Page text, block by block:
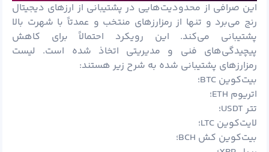
این صرافی از محدودیت‌هایی در پشتیبانی از ارزهای دیجیتال
رنج می‌برد و تنها از رمزارزهای منتخب و عمدتاً با شهرت بالا
پشتیبانی می‌کند. این رویکرد احتمالاً برای کاهش
پیچیدگی‌های فنی و مدیریتی اتخاذ شده است. لیست
رمزارزهای پشتیبانی شده به شرح زیر هستند:
بیت‌کوین BTC؛
اتریوم ETH؛
تتر USDT؛
لایت‌کوین LTC؛
بیت‌کوین کش BCH؛